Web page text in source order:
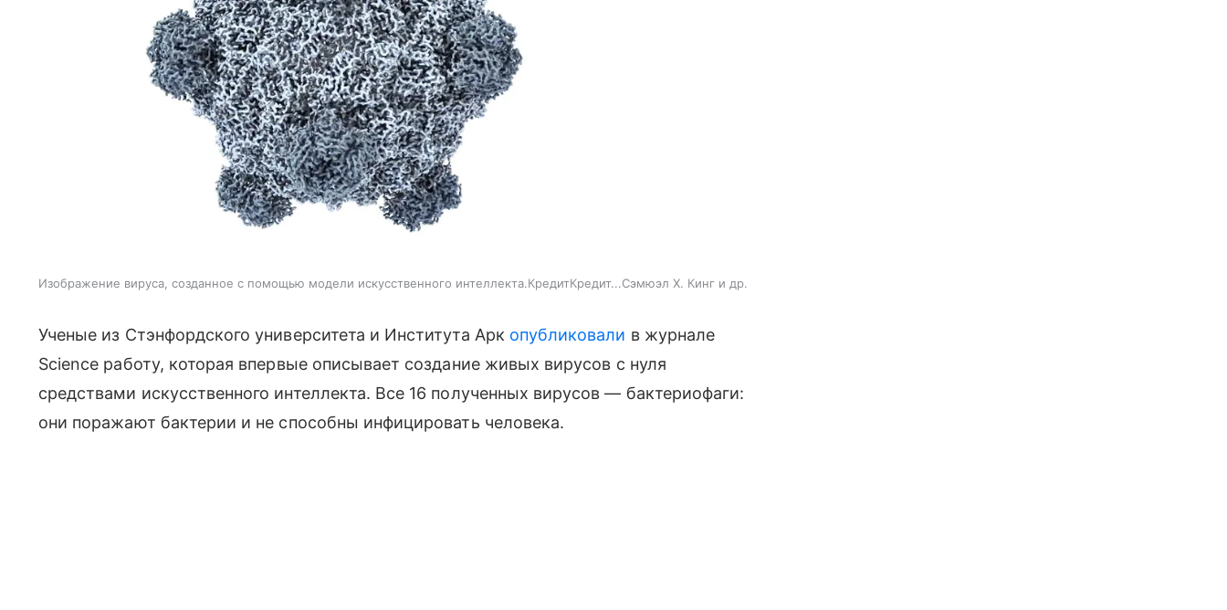
Изображение вируса, созданное с помощью модели искусственного интеллекта.КредитКредит...Сэмюэл Х. Кинг и др.
Ученые из Стэнфордского университета и Института Арк опубликовали в журнале
Science работу, которая впервые описывает создание живых вирусов с нуля
средствами искусственного интеллекта. Все 16 полученных вирусов — бактериофаги:
они поражают бактерии и не способны инфицировать человека.